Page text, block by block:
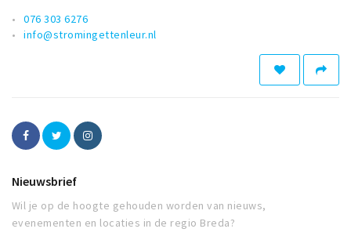
076 303 6276
info@stromingettenleur.nl
Nieuwsbrief
Wil je op de hoogte gehouden worden van nieuws,
evenementen en locaties in de regio Breda?